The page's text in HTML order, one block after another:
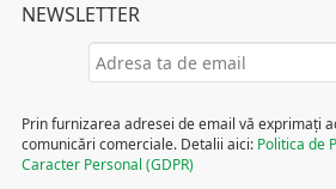
NEWSLETTER
Prin furnizarea adresei de email vă exprimați
comunicări comerciale. Detalii aici: Politica de
Caracter Personal (GDPR)